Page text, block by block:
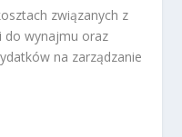
związanych z
do wynajmu oraz
na zarządzanie